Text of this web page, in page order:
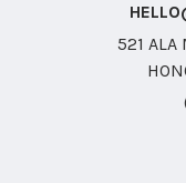
521 ALA